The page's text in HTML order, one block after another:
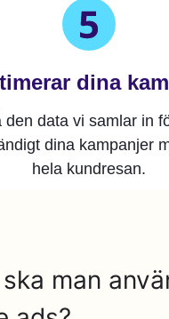
dina
den data vi samlar in
dina kampanjer
hela kundresan.
man